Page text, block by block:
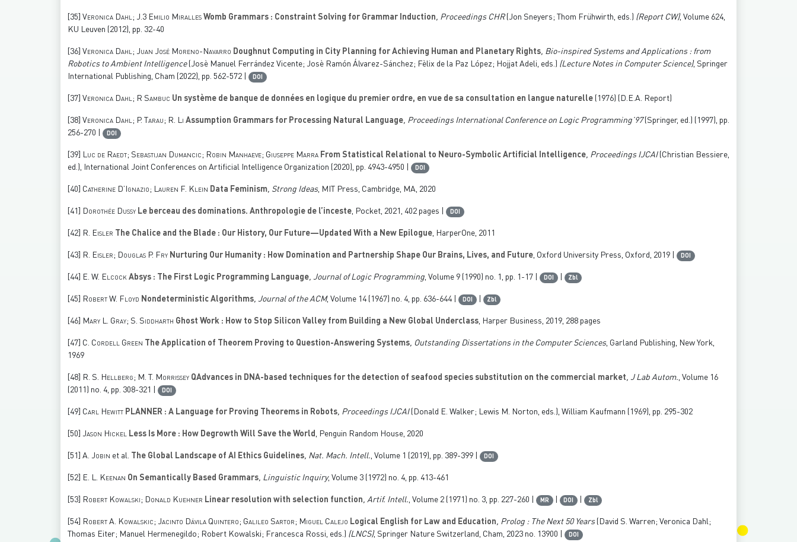
[35] Veronica Dahl; J.3 Emilio Miralles Womb Grammars : Constraint Solving for Grammar Induction, Proceedings CHR(Jon Sneyers; Thom Frühwirth, eds.) (Report CW), Volume 624,
KU Leuven (2012), pp. 32-40
[36] Veronica Dahl; Juan José Moreno-Navarro Doughnut Computing in City Planning for Achieving Human and Planetary Rights, Bio-inspired Systems and Applications : from
Robotics to Ambient Intelligence(Josè Manuel Ferrández Vicente; Josè Ramón Álvarez-Sánchez; Fèlix de la Paz López; Hojjat Adeli, eds.) (Lecture Notes in Computer Science), Springer
International Publishing, Cham (2022), pp. 562-572 |
DOI
[37] Veronica Dahl; R Sambuc Un système de banque de données en logique du premier ordre, en vue de sa consultation en langue naturelle (1976) (D.E.A. Report)
[38] Veronica Dahl; P. Tarau; R. Li Assumption Grammars for Processing Natural Language, Proceedings International Conference on Logic Programming’97(Springer, ed.) (1997), pp.
256-270 |
DOI
[39] Luc de Raedt; Sebastijan Dumancic; Robin Manhaeve; Giuseppe Marra From Statistical Relational to Neuro-Symbolic Artificial Intelligence, Proceedings IJCAI(Christian Bessiere,
ed.), International Joint Conferences on Artificial Intelligence Organization (2020), pp. 4943-4950 |
DOI
[40] Catherine D’Ignazio; Lauren F. Klein Data Feminism, Strong Ideas, MIT Press, Cambridge, MA, 2020
[41] Dorothée Dussy Le berceau des dominations. Anthropologie de l’inceste, Pocket, 2021, 402 pages | DOI
[42] R. Eisler The Chalice and the Blade : Our History, Our Future—Updated With a New Epilogue, HarperOne, 2011
[43] R. Eisler; Douglas P. Fry Nurturing Our Humanity : How Domination and Partnership Shape Our Brains, Lives, and Future, Oxford University Press, Oxford, 2019 | DOI
[44] E. W. Elcock Absys : The First Logic Programming Language, Journal of Logic Programming, Volume 9 (1990) no. 1, pp. 1-17 | DOI | Zbl
[45] Robert W. Floyd Nondeterministic Algorithms, Journal of the ACM, Volume 14(1967) no. 4, pp. 636-644 | DOI | Zbl
[46] Mary L. Gray; S. Siddharth Ghost Work : How to Stop Silicon Valley from Building a New Global Underclass, Harper Business, 2019, 288 pages
[47] C. Cordell Green The Application of Theorem Proving to Question-Answering Systems, Outstanding Dissertations in the Computer Sciences, Garland Publishing, New York,
1969
[48] R. S. Hellberg; M. T. Morrissey QAdvances in DNA-based techniques for the detection of seafood species substitution on the commercial market, J Lab Autom., Volume 16
(2011) no. 4, pp. 308-321 |
DOI
[49] Carl Hewitt PLANNER : A Language for Proving Theorems in Robots, Proceedings IJCAI(Donald E. Walker; Lewis M. Norton, eds.), William Kaufmann (1969), pp. 295-302
[50] Jason Hickel Less Is More : How Degrowth Will Save the World , Penguin Random House, 2020
[51] A. Jobin et al. The Global Landscape of AI Ethics Guidelines, Nat. Mach. Intell., Volume 1 (2019), pp. 389-399 | DOI
[52] E. L. Keenan On Semantically Based Grammars, Linguistic Inquiry, Volume 3 (1972) no. 4, pp. 413-461
[53] Robert Kowalski; Donald Kuehner Linear resolution with selection function, Artif. Intell., Volume 2 (1971) no. 3, pp. 227-260 | MR | DOI | Zbl
[54] Robert A. Kowalskic; Jacinto Dávila Quintero; Galileo Sartor; Miguel Calejo Logical English for Law and Education, Prolog : The Next 50 Years(David S. Warren; Veronica Dahl;
Thomas Eiter; Manuel Hermenegildo; Robert Kowalski; Francesca Rossi, eds.) (LNCS), Springer Nature Switzerland, Cham, 2023 no. 13900 | DOI